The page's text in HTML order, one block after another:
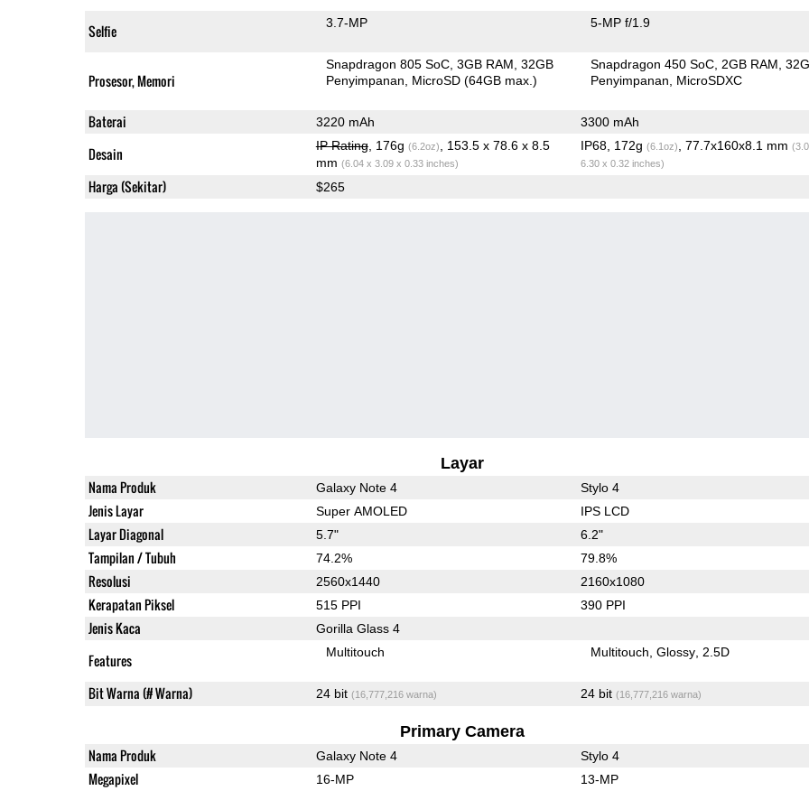
Selfie 3.7-MP 5-MP f/1.9
Prosesor, Memori
Snapdragon 805 SoC 3GB RAM 32GB
Penyimpanan
MicroSD (64GB max.)
Snapdragon 450 SoC 2GB RAM
Penyimpanan
MicroSDXC
Baterai 3220 mAh 3300 mAh
Desain IP Rating, 176g (6.2oz)
, 153.5 x 78.6 x 8.5
mm (6.04 x 3.09 x 0.33 inches)
IP68, 172g (6.1oz) , 77.7x160x8.1 mm
6.30 x 0.32 inches)
Harga (Sekitar) $265
Layar
Nama Produk Galaxy Note 4 Stylo 4
Jenis Layar Super AMOLED IPS LCD
Layar Diagonal 5.7" 6.2"
Tampilan / Tubuh 74.2% 79.8%
Resolusi 2560x1440 2160x1080
Kerapatan Piksel 515 PPI 390 PPI
Jenis Kaca Gorilla Glass 4
Features Multitouch Multitouch Glossy 2.5D
Bit Warna (# Warna) 24 bit (16,777,216 warna) 24 bit (16,777,216 warna)
Primary Camera
Nama Produk Galaxy Note 4 Stylo 4
Megapixel 16-MP 13-MP